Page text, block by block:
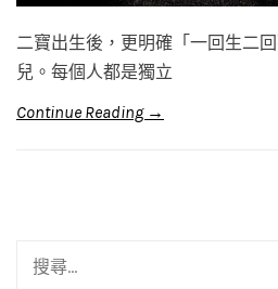
二寶出生後，更明確「一回生二
兒。每個人都是獨立
Continue Reading →